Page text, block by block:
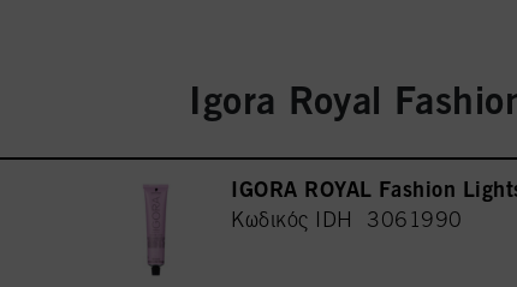
Igora Royal
IGORA ROYAL Fashion
Κωδικός IDH 3061990